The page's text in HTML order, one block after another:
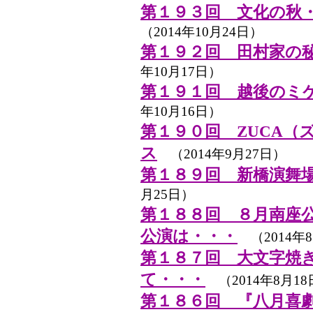
第１９３回 文化の秋
（2014年10月24日）
第１９２回 田村家の
年10月17日）
第１９１回 越後のミ
年10月16日）
第１９０回 ZUCA（
ス
（2014年9月27日）
第１８９回 新橋演舞
月25日）
第１８８回 ８月南座
公演は・・・
（2014年
第１８７回 大文字焼
て・・・
（2014年8月18
第１８６回 『八月喜